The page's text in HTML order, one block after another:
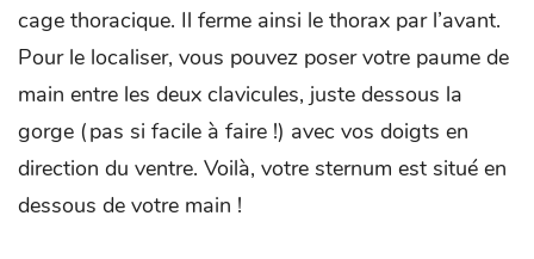
cage thoracique. Il ferme ainsi le thorax par l’avant.
Pour le localiser, vous pouvez poser votre paume de
main entre les deux clavicules, juste dessous la
gorge (pas si facile à faire !) avec vos doigts en
direction du ventre. Voilà, votre sternum est situé en
dessous de votre main !